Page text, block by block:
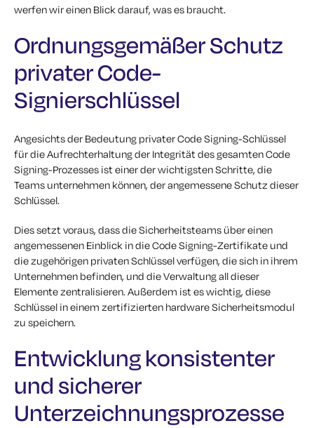
werfen wir einen Blick darauf, was es braucht.
Ordnungsgemäßer Schutz
privater Code-
Signierschlüssel
Angesichts der Bedeutung privater Code Signing-Schlüssel
für die Aufrechterhaltung der Integrität des gesamten Code
Signing-Prozesses ist einer der wichtigsten Schritte, die
Teams unternehmen können, der angemessene Schutz dieser
Schlüssel.
Dies setzt voraus, dass die Sicherheitsteams über einen
angemessenen Einblick in die Code Signing-Zertifikate und
die zugehörigen privaten Schlüssel verfügen, die sich in ihrem
Unternehmen befinden, und die Verwaltung all dieser
Elemente zentralisieren. Außerdem ist es wichtig, diese
Schlüssel in einem zertifizierten hardware Sicherheitsmodul
zu speichern.
Entwicklung konsistenter
und sicherer
Unterzeichnungsprozesse